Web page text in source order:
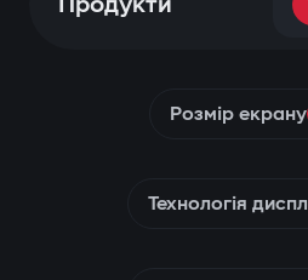
Розмір екрану
Технологія